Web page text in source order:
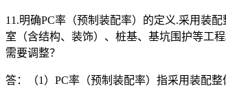
11.明确PC率（预制装配率）的定义.采用装
室（含结构、装饰）、桩基、基坑围护等工
需要调整？
答：（1）PC率（预制装配率）指采用装配